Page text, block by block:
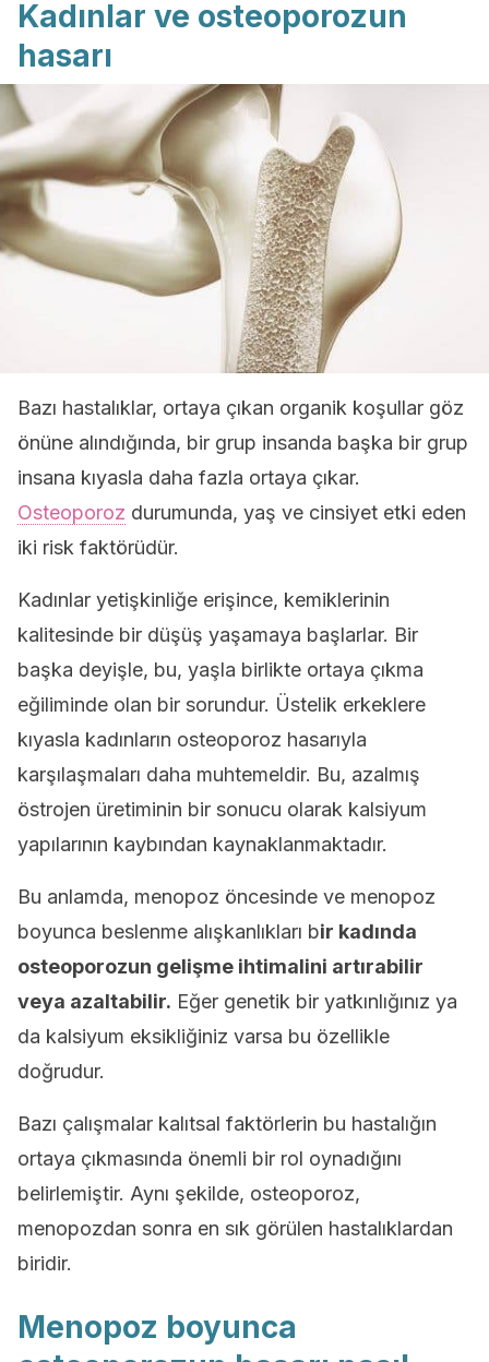
Kadınlar ve osteoporozun
hasarı
Bazı hastalıklar, ortaya çıkan organik koşullar göz
önüne alındığında, bir grup insanda başka bir grup
insana kıyasla daha fazla ortaya çıkar.
Osteoporoz durumunda, yaş ve cinsiyet etki eden
iki risk faktörüdür.
Kadınlar yetişkinliğe erişince, kemiklerinin
kalitesinde bir düşüş yaşamaya başlarlar. Bir
başka deyişle, bu, yaşla birlikte ortaya çıkma
eğiliminde olan bir sorundur. Üstelik erkeklere
kıyasla kadınların osteoporoz hasarıyla
karşılaşmaları daha muhtemeldir. Bu, azalmış
östrojen üretiminin bir sonucu olarak kalsiyum
yapılarının kaybından kaynaklanmaktadır.
Bu anlamda, menopoz öncesinde ve menopoz
boyunca beslenme alışkanlıkları bir kadında
osteoporozun gelişme ihtimalini artırabilir
veya azaltabilir. Eğer genetik bir yatkınlığınız ya
da kalsiyum eksikliğiniz varsa bu özellikle
doğrudur.
Bazı çalışmalar kalıtsal faktörlerin bu hastalığın
ortaya çıkmasında önemli bir rol oynadığını
belirlemiştir. Aynı şekilde, osteoporoz,
menopozdan sonra en sık görülen hastalıklardan
biridir.
Menopoz boyunca